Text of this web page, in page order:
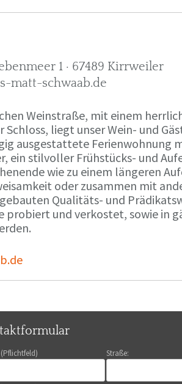
1 · 67489 Kirrweiler
matt-schwaab.de
Weinstraße, mit einem
liegt unser Wein- und
ausgestattete Ferienwohnung
ein stilvoller Frühstücks- und
wie zu einem längeren
oder zusammen mit
Qualitäts- und
probiert und verkostet, sowie in
Straße: